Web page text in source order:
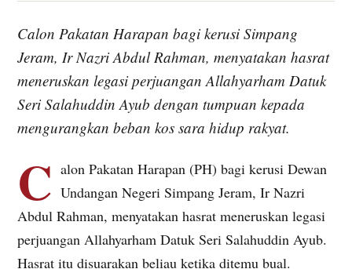
Calon Pakatan Harapan bagi kerusi Simpang
Jeram, Ir Nazri Abdul Rahman, menyatakan hasrat
meneruskan legasi perjuangan Allahyarham Datuk
Seri Salahuddin Ayub dengan tumpuan kepada
mengurangkan beban kos sara hidup rakyat.
C alon Pakatan Harapan (PH) bagi kerusi Dewan
Undangan Negeri Simpang Jeram, Ir Nazri
Abdul Rahman, menyatakan hasrat meneruskan legasi
perjuangan Allahyarham Datuk Seri Salahuddin Ayub.
Hasrat itu disuarakan beliau ketika ditemu bual.